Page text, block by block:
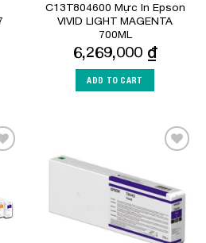
C13T804600 Mực In Epson
VIVID LIGHT MAGENTA
700ML
6,269,000 ₫
ADD TO CART